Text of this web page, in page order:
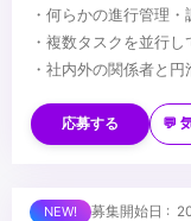
・何らかの進行管理・
・複数タスクを並行
・社内外の関係者と
・制作進行・アシスタ
験
・プロジェクト管理ツ
■求める人物像
応募する 💬
募集開始日 :